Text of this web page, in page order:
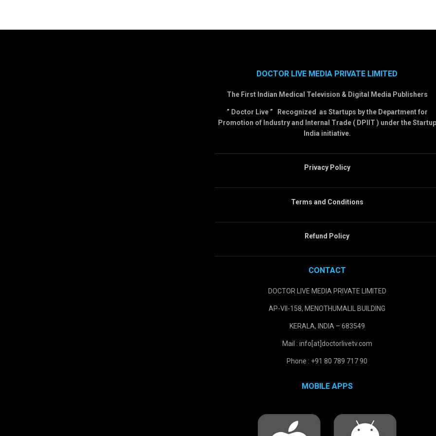
DOCTOR LIVE MEDIA PRIVATE LIMITED
The First Indian Medical Television & Digital Media Publishers
” Doctor Live ” Recognized as Startups by the Department for
Promotion of Industry and Internal Trade ( DPIIT ) under the Startup
India initiative.
Privacy Policy
Terms and Conditions
Refund Policy
CONTACT
DOCTOR LIVE MEDIA PRIVATE LIMITED
AP-VII-158, MENOTHUMALIL BUILDING
KERALA, INDIA – 683549
Mail : info[at]doctorlivetv.com
Phone : +91 80 789 717 90
MOBILE APPS